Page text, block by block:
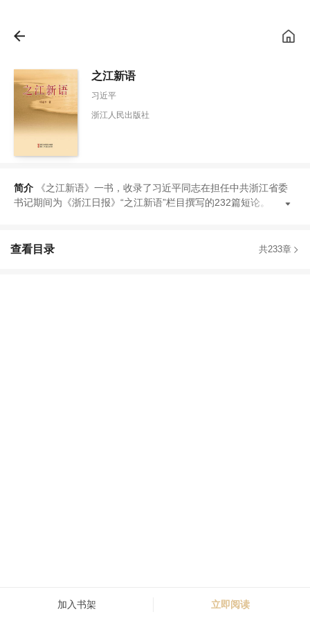
之江新语
习近平
浙江人民出版社
《之江新语》 一书 ， 收录了习近平同志在担任中共浙江省委
书记期间为 《浙江日报》 “之江新语”栏目撰写的232篇短论。
简介
查看目录 共233章
加入书架 立即阅读